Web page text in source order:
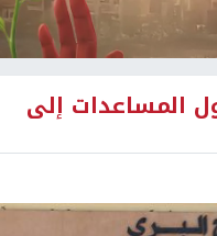
المساعدات إلى